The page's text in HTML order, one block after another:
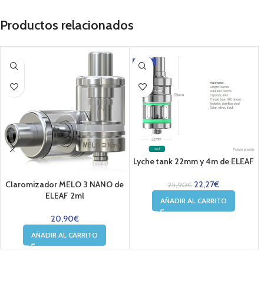
Productos relacionados
Claromizador MELO 3 NANO de
ELEAF 2ml
20,90€
AÑADIR AL CARRITO
-14%
Lyche tank 22mm y 4m de ELEAF
25,90€ 22,27€
AÑADIR AL CARRITO